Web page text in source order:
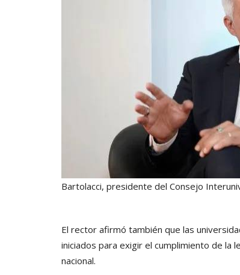
Bartolacci, presidente del Consejo
El rector afirmó también que las
iniciados para exigir el cumplimiento de la
nacional.